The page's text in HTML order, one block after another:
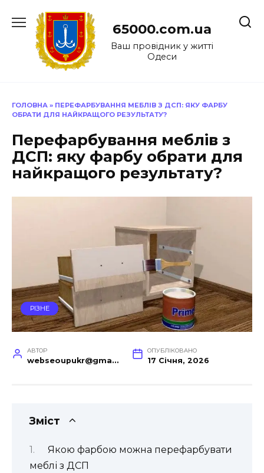
до
65000.com.ua
Ваш провідник у житті
Одеси
ГОЛОВНА » ПЕРЕФАРБУВАННЯ МЕБЛІВ З ДСП: ЯКУ ФАРБУ
ОБРАТИ ДЛЯ НАЙКРАЩОГО РЕЗУЛЬТАТУ?
Перефарбування меблів з
ДСП: яку фарбу обрати для
найкращого результату?
РІЗНЕ
АВТОР
webseoupukr@gmail.com
ОПУБЛІКОВАНО
17 Січня, 2026
Зміст
Якою фарбою можна перефарбувати
меблі з ДСП